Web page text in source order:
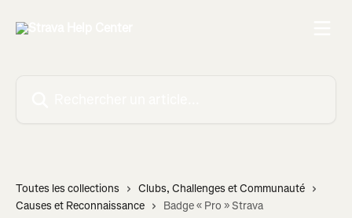
Toutes les collections
Clubs, Challenges et Communauté
Causes et Reconnaissance
Badge « Pro » Strava